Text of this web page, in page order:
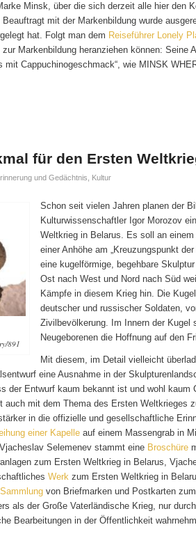
Minsk, über die sich derzeit alle hier den
Beauftragt mit der Markenbildung wurde
hat. Folgt man dem Reiseführer Lonely
Markenbildung heranziehen können: Seine
mit Cappuchinogeschmack“, wie MINSK
für den Ersten
und Gedächtnis Kultur
891
Schon seit vielen Jahren planen der
Kulturwissenschaftler Igor Morozov
Weltkrieg in Belarus. Es soll an
einer Anhöhe am „Kreuzungspunkt
eine kugelförmige, begehbare
Ost nach West und Nord nach Süd
Kämpfe in diesem Krieg hin. Die
deutscher und russischer Soldaten,
Zivilbevölkerung. Im Innern der Kugel
Neugeborenen die Hoffnung auf den
Mit diesem, im Detail vielleicht
eine Ausnahme in der
der Entwurf kaum bekannt ist und wohl kaum
auch mit dem Thema des Ersten Weltkrieges
in die offizielle und gesellschaftliche
einer Kapelle auf einem Massengrab in
Selemenev stammt eine Broschüre
zum Ersten Weltkrieg in Belarus,
Werk zum Ersten Weltkrieg in
Sammlung von Briefmarken und Postkarten
als der Große Vaterländische Krieg, nur
Bearbeitungen in der Öffentlichkeit